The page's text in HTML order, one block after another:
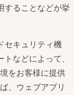
することなどが挙
セキュリティ機
などによって、
をお客様に提供
、ウェブアプリ